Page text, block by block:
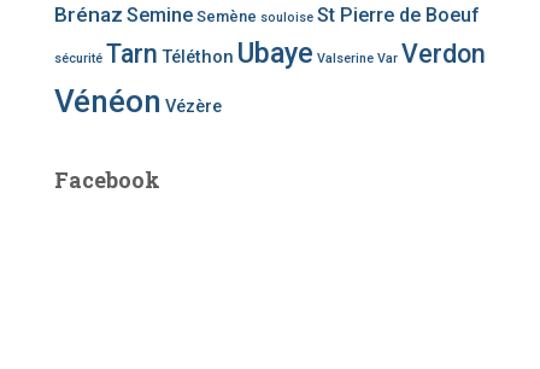
Brénaz Semine Semène souloise St Pierre de Boeuf
sécurité Tarn Téléthon Ubaye Valserine Var Verdon
Vénéon Vézère
Facebook